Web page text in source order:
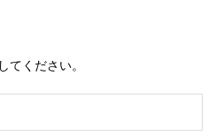
てください。